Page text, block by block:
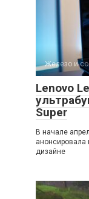
Железо и
Lenovo
Super
В начале
анонсировала
дизайне